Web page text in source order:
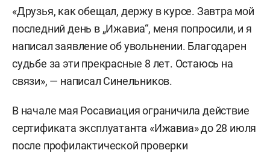
«Друзья, как обещал, держу в курсе. Завтра мой
последний день в „Ижавиа“, меня попросили, и я
написал заявление об увольнении. Благодарен
судьбе за эти прекрасные 8 лет. Остаюсь на
связи», — написал Синельников.
В начале мая Росавиация ограничила действие
сертификата эксплуатанта «Ижавиа» до 28 июля
после профилактической проверки